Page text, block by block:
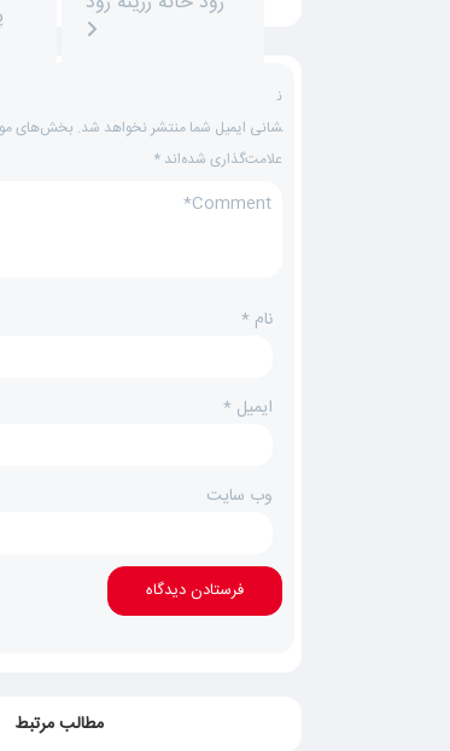
ن
شانی ایمیل شما منتشر نخواهد شد. بخش‌های
علامت‌گذاری شده‌اند*
نام*
ایمیل*
وب‌ سایت
مطالب مرتبط